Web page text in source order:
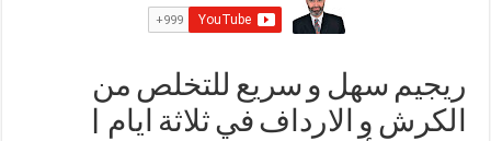
ريجيم سهل و سريع للتخلص من
الكرش و الارداف في ثلاثة ايام |